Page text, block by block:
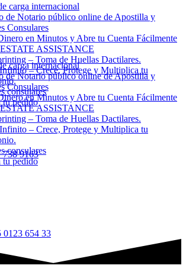
carga internacional
de Notario público online de Apostilla y
Consulares
en Minutos y Abre tu Cuenta Fácilmente
ASSISTANCE
– Toma de Huellas Dactilares.
– Crece, Protege y Multiplica tu
consulares
tu pedido
738 9163
carga internacional
de Notario público online de Apostilla y
Consulares
en Minutos y Abre tu Cuenta Fácilmente
ASSISTANCE
– Toma de Huellas Dactilares.
– Crece, Protege y Multiplica tu
consulares
tu pedido
0123 654 33